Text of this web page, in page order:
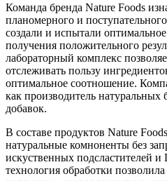
Команда бренда Nature Foods
планомерного и
создали и испытали
получения положительного
лабораторный комплекс
отслеживать пользу
оптимальное соотношение.
как производитель
добавок.
В составе продуктов Nature
натуральные комноненты без
искуственных подсластителей
технология обработки